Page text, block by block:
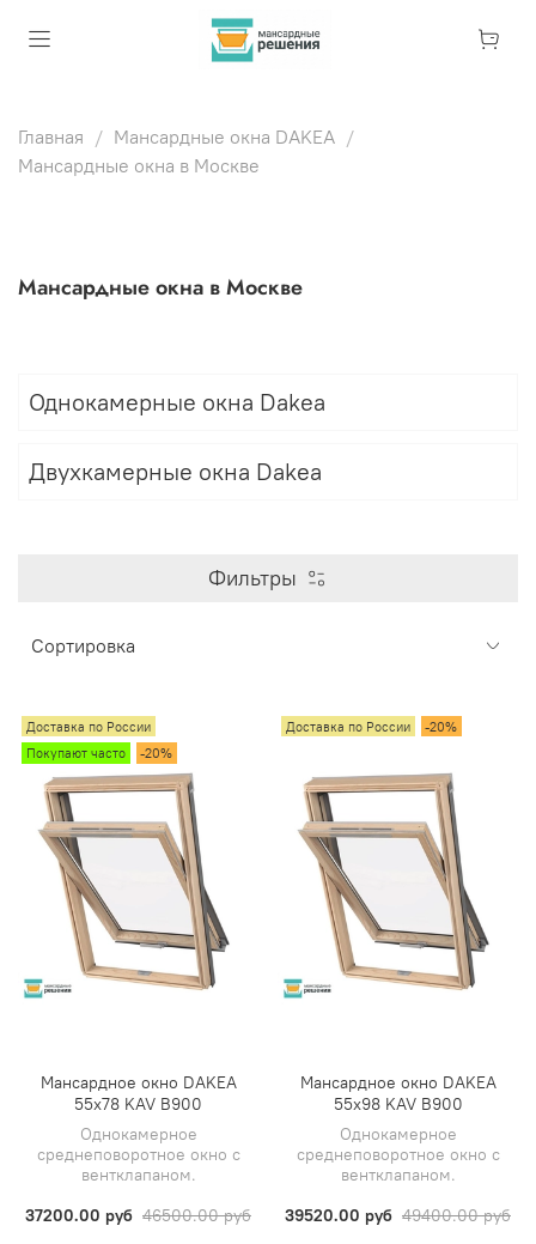
Главная
Мансардные окна DAKEA
Мансардные окна в Москве
Мансардные окна в Москве
Однокамерные окна Dakea
Двухкамерные окна Dakea
Фильтры
Доставка по России
Покупают часто
-20%
Мансардное окно DAKEA
55х78 KAV B900
Однокамерное
среднеповоротное окно с
вентклапаном.
37200.00 руб 46500.00 руб
Доставка по России -20%
Мансардное окно DAKEA
55х98 KAV B900
Однокамерное
среднеповоротное окно с
вентклапаном.
39520.00 руб 49400.00 руб